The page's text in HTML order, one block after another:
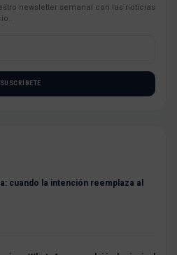
newsletter semanal con las noticias
SUSCRÍBETE
cuando la intención reemplaza al